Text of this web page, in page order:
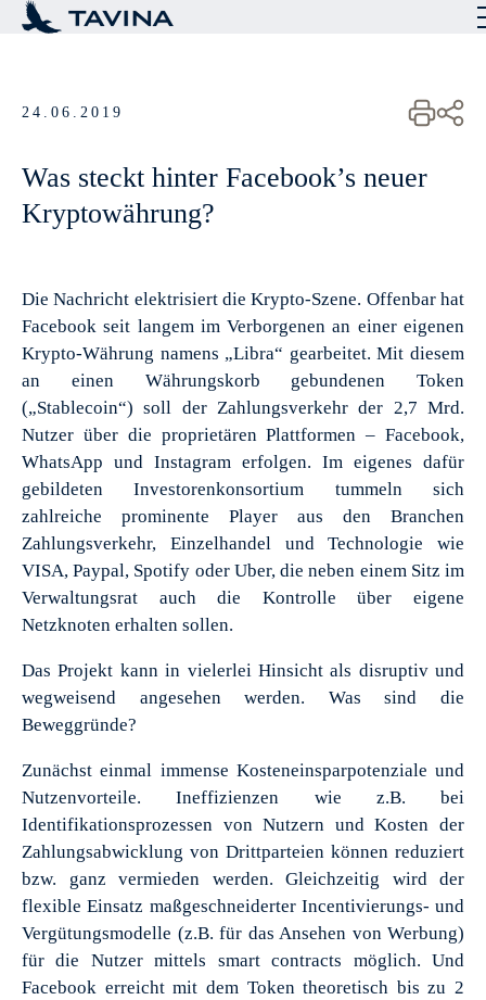
Skip
24.06.2019
Was steckt hinter Facebook’s neuer
Kryptowährung?
Die Nachricht elektrisiert die Krypto-Szene. Offenbar hat
Facebook seit langem im Verborgenen an einer eigenen
Krypto-Währung namens „Libra“ gearbeitet. Mit diesem
an einen Währungskorb gebundenen Token
(„Stablecoin“) soll der Zahlungsverkehr der 2,7 Mrd.
Nutzer über die proprietären Plattformen – Facebook,
WhatsApp und Instagram erfolgen. Im eigenes dafür
gebildeten Investorenkonsortium tummeln sich
zahlreiche prominente Player aus den Branchen
Zahlungsverkehr, Einzelhandel und Technologie wie
VISA, Paypal, Spotify oder Uber, die neben einem Sitz im
Verwaltungsrat auch die Kontrolle über eigene
Netzknoten erhalten sollen.
Das Projekt kann in vielerlei Hinsicht als disruptiv und
wegweisend angesehen werden. Was sind die
Beweggründe?
Zunächst einmal immense Kosteneinsparpotenziale und
Nutzenvorteile. Ineffizienzen wie z.B. bei
Identifikationsprozessen von Nutzern und Kosten der
Zahlungsabwicklung von Drittparteien können reduziert
bzw. ganz vermieden werden. Gleichzeitig wird der
flexible Einsatz maßgeschneiderter Incentivierungs- und
Vergütungsmodelle (z.B. für das Ansehen von Werbung)
für die Nutzer mittels smart contracts möglich. Und
Facebook erreicht mit dem Token theoretisch bis zu 2